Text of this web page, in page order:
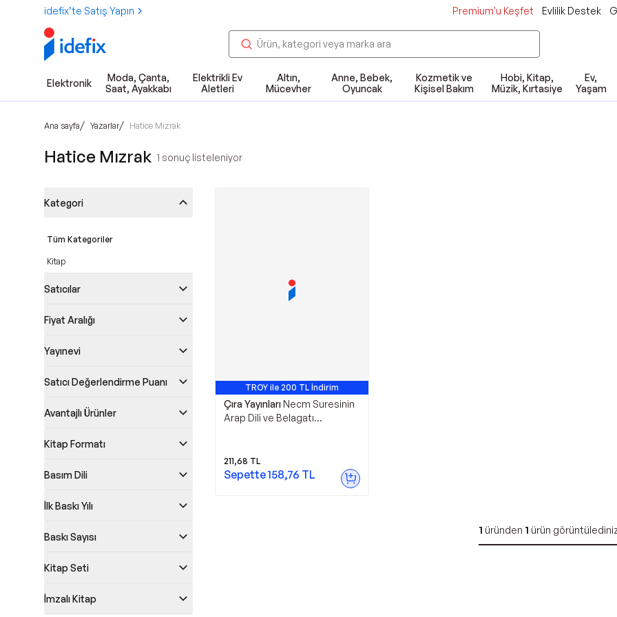
idefix’te Satış Yapın Premium'u Keşfet Evlilik Destek
Elektronik
Moda, Çanta,
Saat, Ayakkabı
Elektrikli Ev
Aletleri
Altın,
Mücevher
Anne, Bebek,
Oyuncak
Kozmetik ve
Kişisel Bakım
Hobi, Kitap,
Müzik, Kırtasiye
Ev,
Yaşam
Ana sayfa/ Yazarlar/ Hatice Mızrak
Hatice Mızrak 1 sonuç listeleniyor
Kategori
Tüm Kategoriler
Kitap
Satıcılar
Fiyat Aralığı
Yayınevi
Satıcı Değerlendirme Puanı
Avantajlı Ürünler
Kitap Formatı
Basım Dili
İlk Baskı Yılı
Baskı Sayısı
Kitap Seti
İmzalı Kitap
TROY ile 200 TL İndirim
Çıra Yayınları Necm Suresinin
Arap Dili ve Belagatı
211,68 TL
Sepette158,76 TL
1 üründen 1 ürün